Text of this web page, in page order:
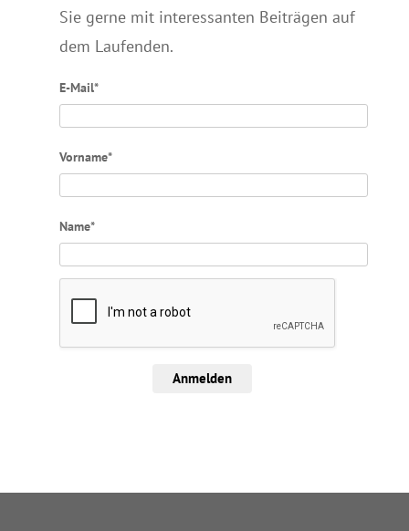
Sie gerne mit interessanten Beiträgen auf
dem Laufenden.
E-Mail*
Vorname*
Name*
Anmelden